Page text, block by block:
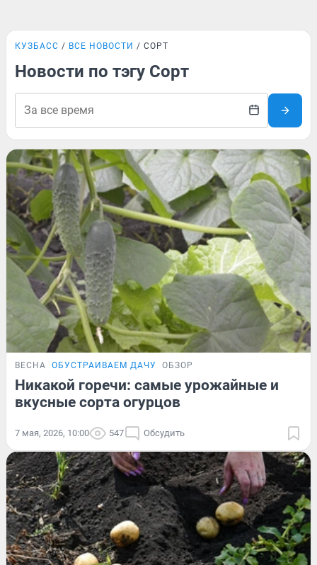
КУЗБАСС ВСЕ НОВОСТИ СОРТ
Новости по тэгу Сорт
ВЕСНА ОБУСТРАИВАЕМ ДАЧУ ОБЗОР
Никакой горечи: самые урожайные и
вкусные сорта огурцов
7 мая, 2026, 10:00 547 Обсудить